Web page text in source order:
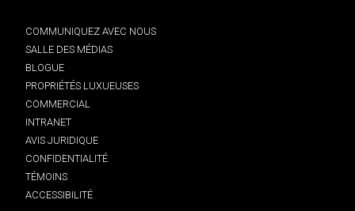
COMMUNIQUEZ AVEC NOUS
SALLE DES MÉDIAS
BLOGUE
PROPRIÉTÉS LUXUEUSES
COMMERCIAL
INTRANET
AVIS JURIDIQUE
CONFIDENTIALITÉ
TÉMOINS
ACCESSIBILITÉ